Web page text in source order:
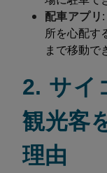
配車アプリ
所を心配す
まで移動で
2. サイ
観光客
理由